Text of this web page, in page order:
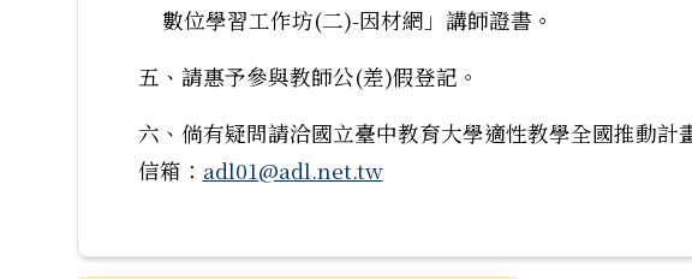
數位學習工作坊(二)-因材網」講師證書。
五、請惠予參與教師公(差)假登記。
六、倘有疑問請洽國立臺中教育大學適性教學全國推動
信箱： adl01@adl.net.tw